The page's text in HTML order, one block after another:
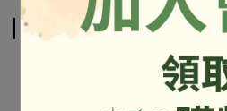
相關商品